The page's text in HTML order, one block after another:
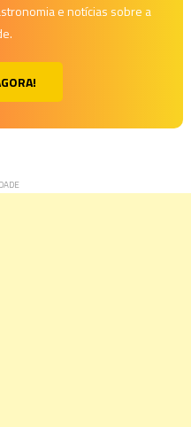
e notícias sobre a